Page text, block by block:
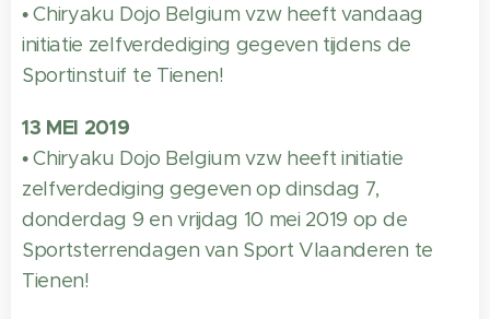
• Chiryaku Dojo Belgium vzw heeft vandaag
initiatie zelfverdediging gegeven tijdens de
Sportinstuif te Tienen!
13 MEI 2019
• Chiryaku Dojo Belgium vzw heeft initiatie
zelfverdediging gegeven op dinsdag 7,
donderdag 9 en vrijdag 10 mei 2019 op de
Sportsterrendagen van Sport Vlaanderen te
Tienen!